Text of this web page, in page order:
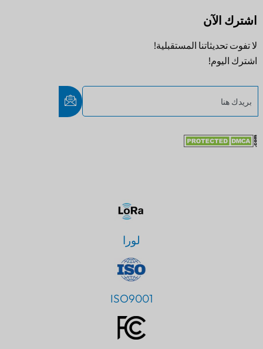
اشترك الآن
لا تفوت تحديثاتنا المستقبلية!
اشترك اليوم!
لورا
ISO9001